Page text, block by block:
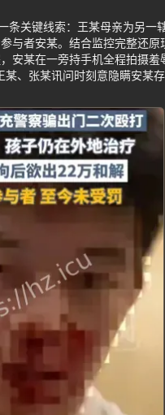
关键线索：王某母亲为另一
与者安某。结合监控完整还
安某在一旁持手机全程拍摄
、张某讯问时刻意隐瞒安某